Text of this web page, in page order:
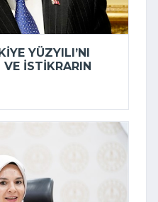
YÜZYILI’NI
VE ISTIKRARIN